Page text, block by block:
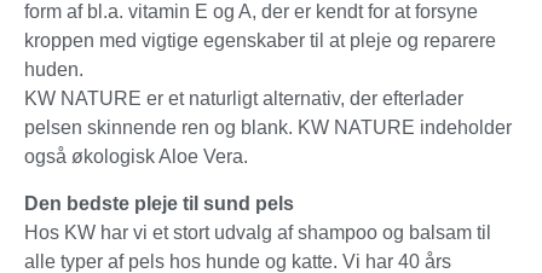
form af bl.a. vitamin E og A, der er kendt for at forsyne
kroppen med vigtige egenskaber til at pleje og reparere
huden.
KW NATURE er et naturligt alternativ, der efterlader
pelsen skinnende ren og blank. KW NATURE indeholder
også økologisk Aloe Vera.
Den bedste pleje til sund pels
Hos KW har vi et stort udvalg af shampoo og balsam til
alle typer af pels hos hunde og katte. Vi har 40 års